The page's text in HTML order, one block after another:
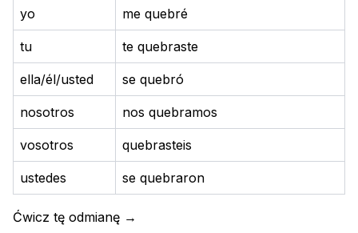
yo me quebré
tu te quebraste
ella/él/usted se quebró
nosotros nos quebramos
vosotros quebrasteis
ustedes se quebraron
Ćwicz tę odmianę →